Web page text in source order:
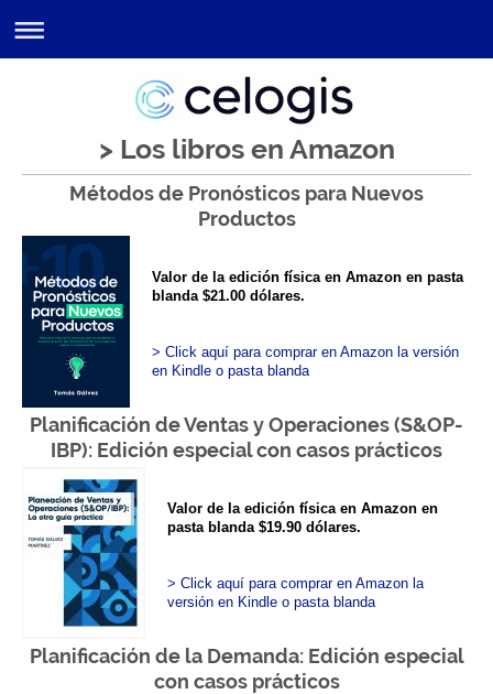
> Los libros en Amazon
Métodos de Pronósticos para Nuevos
Productos
Valor de la edición física en Amazon en pasta
blanda $21.00 dólares.
> Click aquí para comprar en Amazon la versión
en Kindle o pasta blanda
Planificación de Ventas y Operaciones (S&OP-
IBP): Edición especial con casos prácticos
Valor de la edición física en Amazon en
pasta blanda $19.90 dólares.
> Click aquí para comprar en Amazon la
versión en Kindle o pasta blanda
Planificación de la Demanda: Edición especial
con casos prácticos